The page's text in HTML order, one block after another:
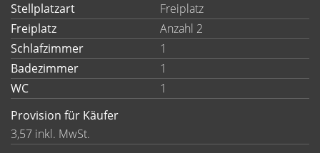
Stellplatzart
Freiplatz
Freiplatz
Anzahl 2
Schlafzimmer
1
Badezimmer
1
WC
1
Provision für Käufer
3,57 inkl. MwSt.